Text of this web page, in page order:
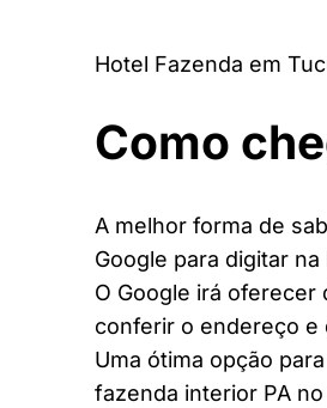
Hotel Fazenda em
Como
A melhor forma de
Google para digitar
O Google irá
conferir o endereço e
Uma ótima opção
fazenda interior PA no